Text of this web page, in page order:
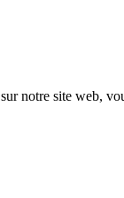
sur notre site web,